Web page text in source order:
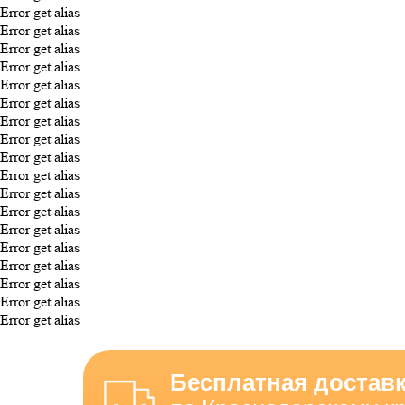
Error get alias
Error get alias
Error get alias
Error get alias
Error get alias
Error get alias
Error get alias
Error get alias
Error get alias
Error get alias
Error get alias
Error get alias
Error get alias
Error get alias
Error get alias
Error get alias
Error get alias
Error get alias
Бесплатная